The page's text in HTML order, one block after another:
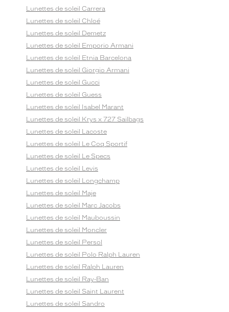
Lunettes de soleil Carrera
Lunettes de soleil Chloé
Lunettes de soleil Demetz
Lunettes de soleil Emporio Armani
Lunettes de soleil Etnia Barcelona
Lunettes de soleil Giorgio Armani
Lunettes de soleil Gucci
Lunettes de soleil Guess
Lunettes de soleil Isabel Marant
Lunettes de soleil Krys x 727 Sailbags
Lunettes de soleil Lacoste
Lunettes de soleil Le Coq Sportif
Lunettes de soleil Le Specs
Lunettes de soleil Levis
Lunettes de soleil Longchamp
Lunettes de soleil Maje
Lunettes de soleil Marc Jacobs
Lunettes de soleil Mauboussin
Lunettes de soleil Moncler
Lunettes de soleil Persol
Lunettes de soleil Polo Ralph Lauren
Lunettes de soleil Ralph Lauren
Lunettes de soleil Ray-Ban
Lunettes de soleil Saint Laurent
Lunettes de soleil Sandro